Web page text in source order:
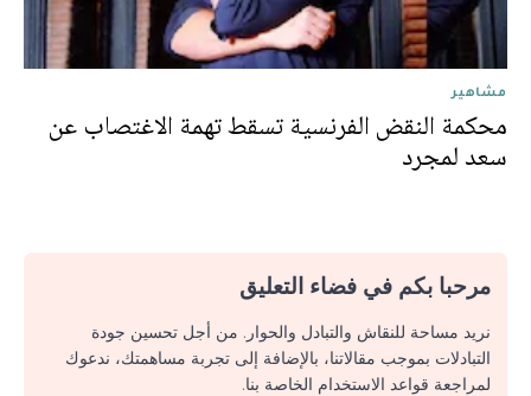
مشاهير
محكمة النقض الفرنسية تسقط تهمة الاغتصاب عن
سعد لمجرد
مرحبا بكم في فضاء التعليق
نريد مساحة للنقاش والتبادل والحوار. من أجل تحسين جودة
التبادلات بموجب مقالاتنا، بالإضافة إلى تجربة مساهمتك، ندعوك
لمراجعة قواعد الاستخدام الخاصة بنا.